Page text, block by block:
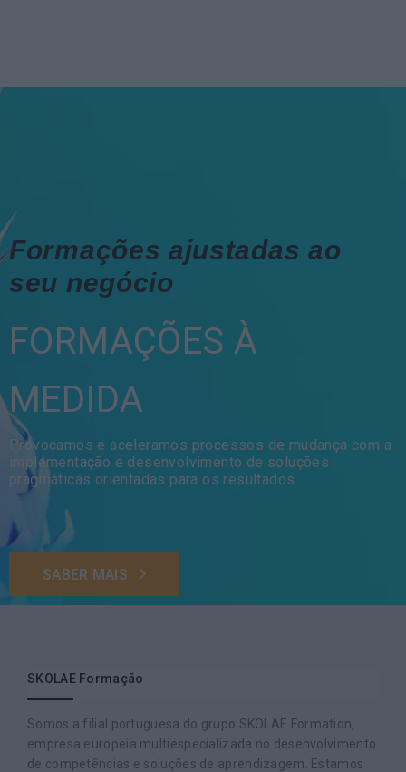
Formações ajustadas ao
seu negócio
FORMAÇÕES À
MEDIDA
Provocamos e aceleramos processos de mudança com a
implementação e desenvolvimento de soluções
pragmáticas orientadas para os resultados
SABER MAIS
SKOLAE Formação
Somos a filial portuguesa do grupo SKOLAE Formation,
empresa europeia multiespecializada no desenvolvimento
de competências e soluções de aprendizagem. Estamos